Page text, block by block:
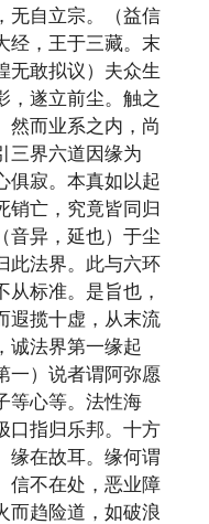
无自立宗。（益信
经，王于三藏。末
无敢拟议）夫众生
，遂立前尘。触之
然而业系之内，尚
三界六道因缘为
俱寂。本真如以起
销亡，究竟皆同归
音异，延也）于尘
此法界。此与六环
标准。是旨也，
遐揽十虚，从末流
诚法界第一缘起
一）说者谓阿弥愿
等心等。法性海
口指归乐邦。十方
缘在故耳。缘何谓
信不在处，恶业障
而趋险道，如破浪